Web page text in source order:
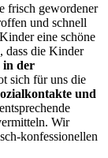
frisch gewordener
und schnell
eine schöne
dass die Kinder
in der
sich für uns die
und
Wir
konfessionellen